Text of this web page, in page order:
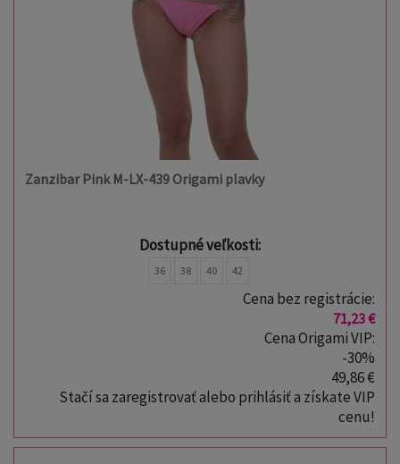
Zanzibar Pink M-LX-439 Origami plavky
Dostupné veľkosti:
36 38 40 42
Cena bez registrácie:
71,23 €
Cena Origami VIP:
-30%
49,86 €
Stačí sa zaregistrovať alebo prihlásiť a získate VIP
cenu!